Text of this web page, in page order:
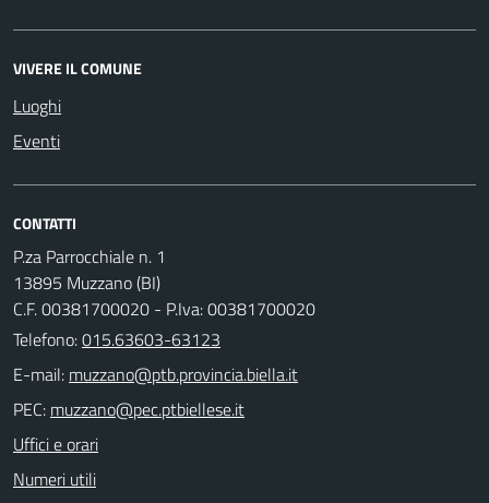
VIVERE IL COMUNE
Luoghi
Eventi
CONTATTI
P.za Parrocchiale n. 1
13895 Muzzano (BI)
C.F. 00381700020 - P.Iva: 00381700020
Telefono:015.63603-63123
E-mail:
PEC:
Uffici e orari
Numeri utili